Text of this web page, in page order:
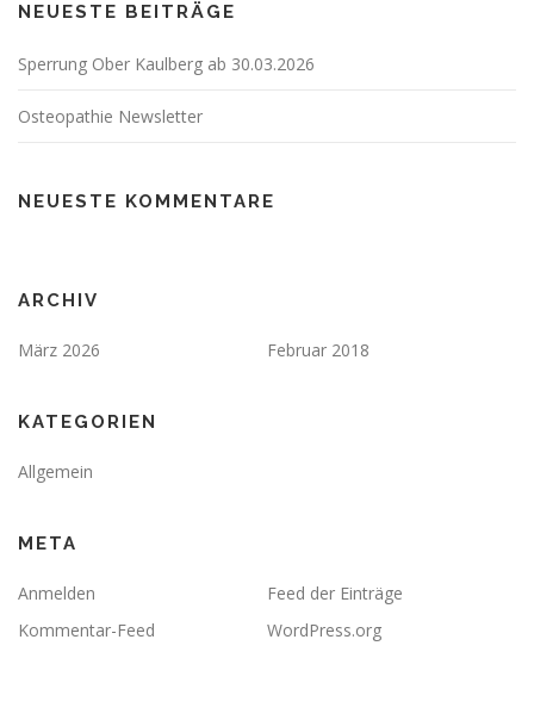
NEUESTE BEITRÄGE
Sperrung Ober Kaulberg ab 30.03.2026
Osteopathie Newsletter
NEUESTE KOMMENTARE
ARCHIV
März 2026 Februar 2018
KATEGORIEN
Allgemein
META
Anmelden
Feed der Einträge
Kommentar-Feed
WordPress.org